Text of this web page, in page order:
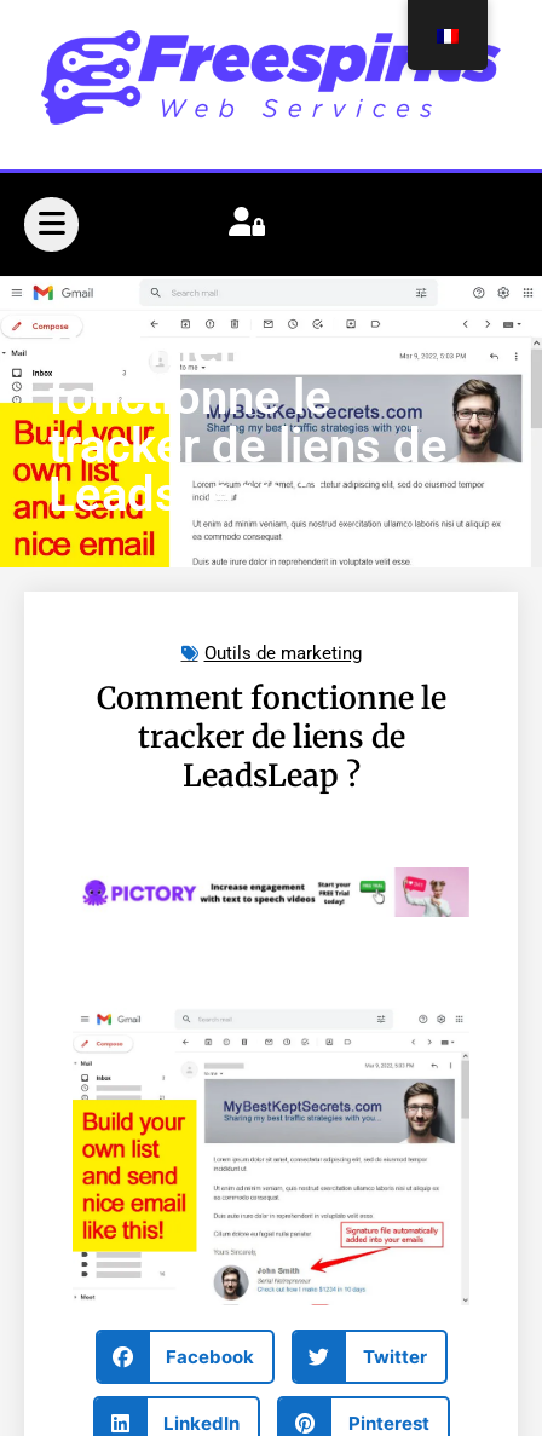
Comment
fonctionne le
tracker de liens de
LeadsLeap ?
Outils de marketing
Comment fonctionne le
tracker de liens de
LeadsLeap ?
Facebook Twitter
LinkedIn Pinterest